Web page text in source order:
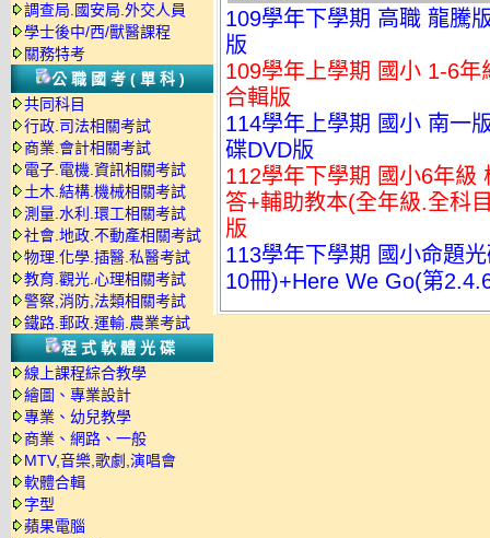
調查局.國安局.外交人員
學士後中/西/獸醫課程
關務特考
公職國考(單科)
共同科目
行政.司法相關考試
商業.會計相關考試
電子.電機.資訊相關考試
土木.結構.機械相關考試
測量.水利.環工相關考試
社會.地政.不動產相關考試
物理.化學.插醫.私醫考試
教育.觀光.心理相關考試
警察,消防,法類相關考試
鐵路.郵政.運輸.農業考試
程式軟體光碟
線上課程綜合教學
繪圖、專業設計
專業、幼兒教學
商業、網路、一般
MTV,音樂,歌劇,演唱會
軟體合輯
字型
蘋果電腦
109學年下學期 高職 龍騰
版
109學年上學期 國小 1-6
合輯版
114學年上學期 國小 南一
碟DVD版
112學年下學期 國小6年級
答+輔助教本(全年級.全科
版
113學年下學期 國小命題
10冊)+Here We Go(第